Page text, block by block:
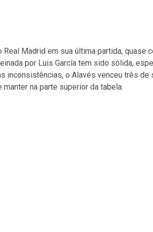
Real Madrid em sua última partida,
por Luis García tem sido sólida,
inconsistências, o Alavés venceu três
na parte superior da tabela.